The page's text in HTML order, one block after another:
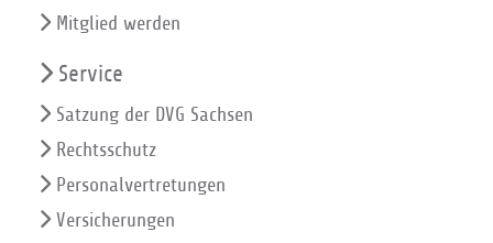
Mitglied werden
Service
Satzung der DVG Sachsen
Rechtsschutz
Personalvertretungen
Versicherungen